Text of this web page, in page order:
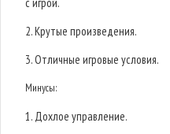
2. Крутые произведения.
3. Отличные игровые условия.
Минусы:
1. Дохлое управление.